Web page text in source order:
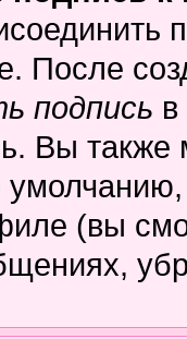
После
подпись
Вы также
(вы